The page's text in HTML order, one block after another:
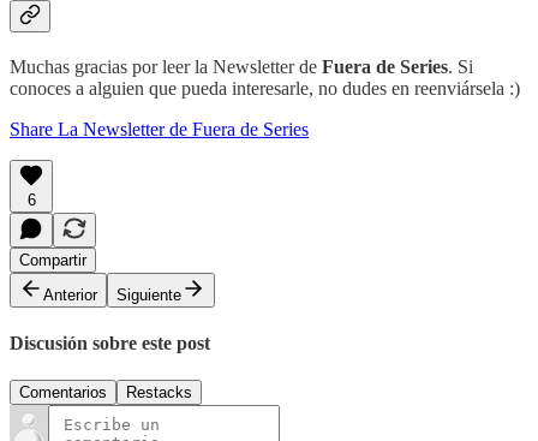
Muchas gracias por leer la Newsletter de Fuera de Series. Si
conoces a alguien que pueda interesarle, no dudes en reenviársela :)
Share La Newsletter de Fuera de Series
6
Compartir
Anterior
Siguiente
Discusión sobre este post
Comentarios Restacks